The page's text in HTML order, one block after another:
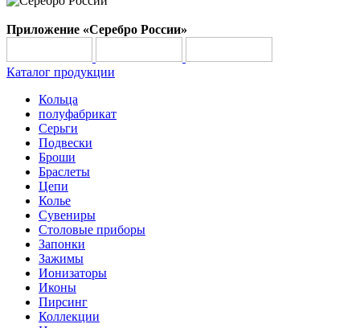
Приложение «Серебро России»
Каталог продукции
Кольца
полуфабрикат
Серьги
Подвески
Броши
Браслеты
Цепи
Колье
Сувениры
Столовые приборы
Запонки
Зажимы
Ионизаторы
Иконы
Пирсинг
Коллекции